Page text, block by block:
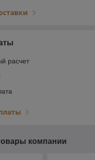
расчет
компании